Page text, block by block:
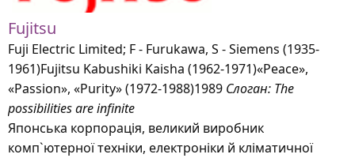
Fujitsu
Fuji Electric Limited; F - Furukawa, S - Siemens (1935-
1961)Fujitsu Kabushiki Kaisha (1962-1971)«Peace»,
«Passion», «Purity» (1972-1988)1989 Слоган: The
possibilities are infinite
Японська корпорація, великий виробник
комп`ютерної техніки, електроніки й кліматичної